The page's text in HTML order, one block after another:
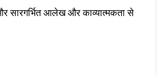
सारगर्भित आलेख और काव्यात्मकता से